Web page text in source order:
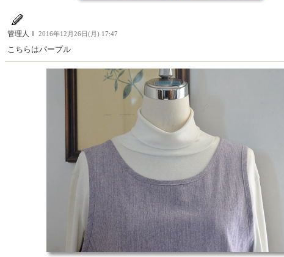
管理人Ｉ 2016年12月26日(月) 17:47
こちらはパープル